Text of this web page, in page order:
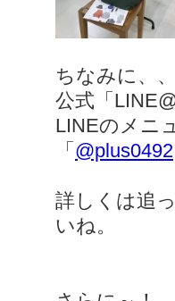
ちなみに、
公式「
LINEのメニ
「 @plus0492
詳しくは追
いね。